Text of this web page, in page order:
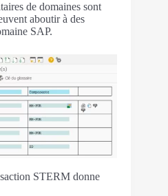
de domaines sont
aboutir à des
SAP.
STERM donne